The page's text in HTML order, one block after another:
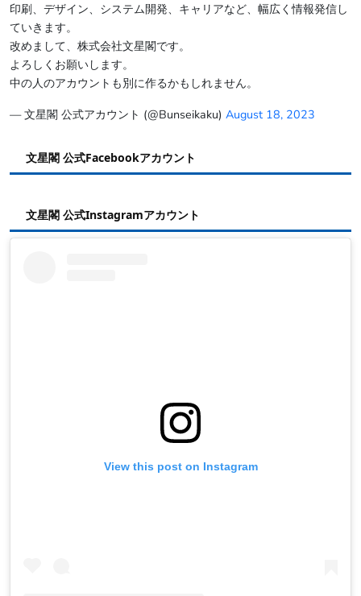
印刷、デザイン、システム開発、キャリアなど、幅広く情報発信し
ていきます。
改めまして、株式会社文星閣です。
よろしくお願いします。
中の人のアカウントも別に作るかもしれません。
— 文星閣 公式アカウント (@Bunseikaku) August 18, 2023
文星閣 公式Facebookアカウント
文星閣 公式Instagramアカウント
View this post on Instagram